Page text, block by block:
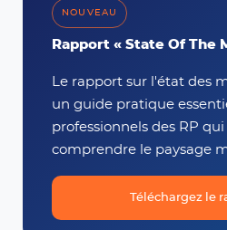
NOUVEAU
Rapport « State Of The
Le rapport sur l'état des
un guide pratique
professionnels des RP
comprendre le paysage
Téléchargez le